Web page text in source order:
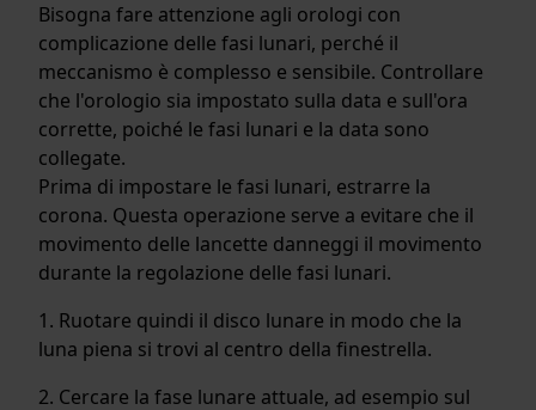
Bisogna fare attenzione agli orologi con
complicazione delle fasi lunari, perché il
meccanismo è complesso e sensibile. Controllare
che l'orologio sia impostato sulla data e sull'ora
corrette, poiché le fasi lunari e la data sono
collegate.
Prima di impostare le fasi lunari, estrarre la
corona. Questa operazione serve a evitare che il
movimento delle lancette danneggi il movimento
durante la regolazione delle fasi lunari.
1. Ruotare quindi il disco lunare in modo che la
luna piena si trovi al centro della finestrella.
2. Cercare la fase lunare attuale, ad esempio sul